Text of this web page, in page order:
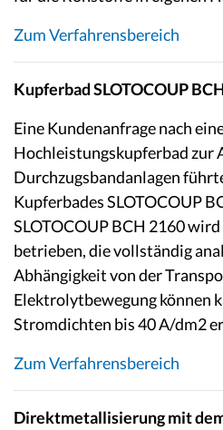
Zum Verfahrensbereich
Kupferbad SLOTOCOUP
Eine Kundenanfrage nach
Hochleistungskupferbad zur
Durchzugsbandanlagen
Kupferbades SLOTOCOUP
SLOTOCOUP BCH 2160
betrieben, die vollständig
Abhängigkeit von der
Elektrolytbewegung können
Stromdichten bis 40 A/dm2
Zum Verfahrensbereich
Direktmetallisierung mit